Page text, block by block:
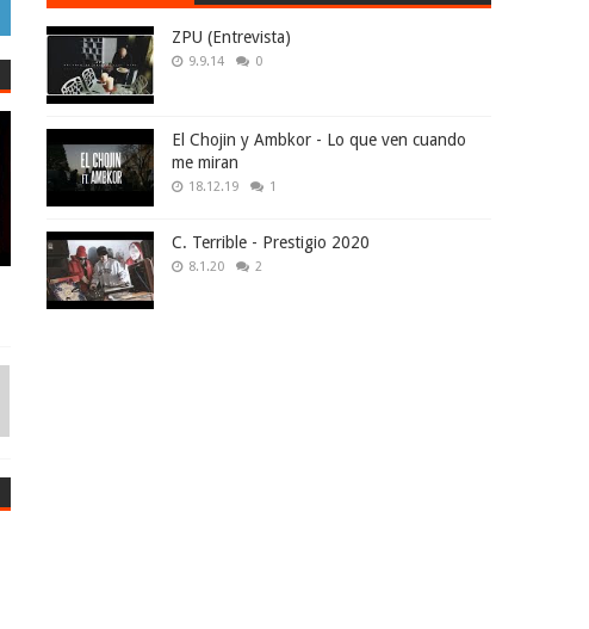
SEMANA
ZPU (Entrevista)
9.9.14 0
El Chojin y Ambkor - Lo que ven cuando
me miran
18.12.19 1
C. Terrible - Prestigio 2020
8.1.20 2